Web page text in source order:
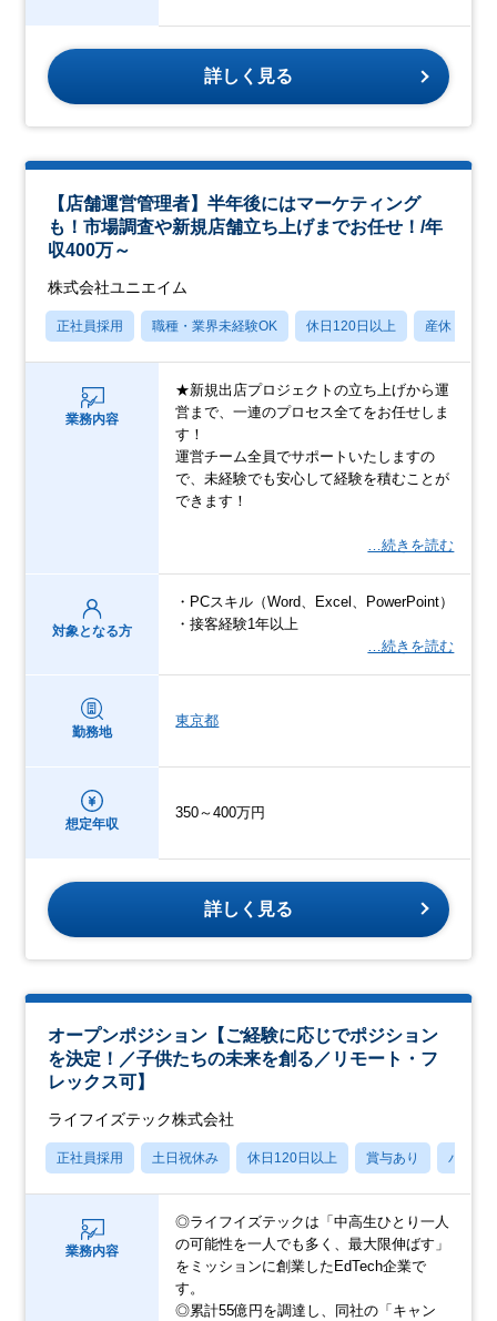
詳しく見る
【店舗運営管理者】半年後にはマーケティング
も！市場調査や新規店舗立ち上げまでお任せ！/年
収400万～
株式会社ユニエイム
正社員採用 職種・業界未経験OK 休日120日以上 産休・育休
業務内容
★新規出店プロジェクトの立ち上げから運
営まで、一連のプロセス全てをお任せしま
す！
運営チーム全員でサポートいたしますの
で、未経験でも安心して経験を積むことが
できます！
…続きを読む
対象となる方
・PCスキル（Word、Excel、PowerPoint）
・接客経験1年以上
…続きを読む
勤務地
東京都
想定年収
350～400万円
詳しく見る
オープンポジション【ご経験に応じでポジション
を決定！／子供たちの未来を創る／リモート・フ
レックス可】
ライフイズテック株式会社
正社員採用 土日祝休み 休日120日以上 賞与あり パパマ
業務内容
◎ライフイズテックは「中高生ひとり一人
の可能性を一人でも多く、最大限伸ばす」
をミッションに創業したEdTech企業で
す。
◎累計55億円を調達し、同社の「キャン